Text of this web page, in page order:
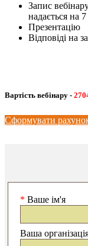
Запис
надається на
Презентацію
Відповіді на
Вартість вебінару -
Сформувати
* Ваше ім'я
Ваша